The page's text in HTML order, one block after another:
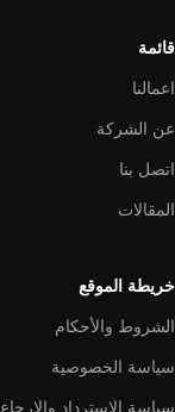
قائمة
اعمالنا
عن الشركة
اتصل بنا
المقالات
خريطة الموقع
الشروط والأحكام
سياسة الخصوصية
سياسة الاسترداد والإرجاع